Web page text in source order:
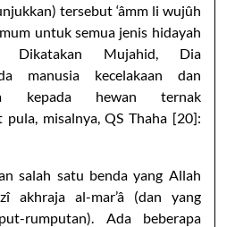
tersebut ‘âmm li wujûh
untuk semua jenis hidayah
Dikatakan Mujahid, Dia
manusia kecelakaan dan
kepada hewan ternak
misalnya, QS Thaha [20]:
salah satu benda yang Allah
akhraja al-mar’â (dan yang
rumputan). Ada beberapa